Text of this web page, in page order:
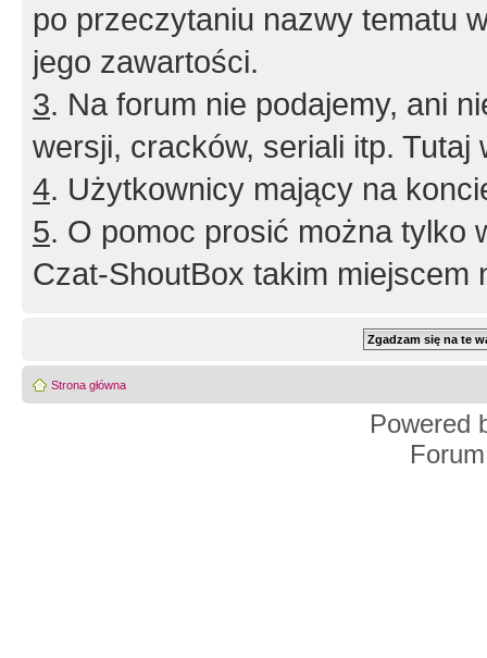
po przeczytaniu nazwy tematu
jego zawartości.
3. Na forum nie podajemy, ani
wersji, cracków, seriali itp. Tutaj
4. Użytkownicy mający na
5. O pomoc prosić można tylko
Czat-ShoutBox takim miejscem
Strona główna
Powered